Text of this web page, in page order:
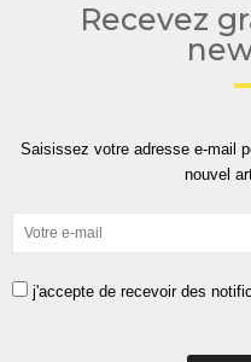
Recevez
Saisissez votre adresse e-mail
nouvel
j'accepte de recevoir des